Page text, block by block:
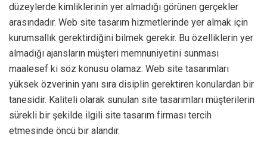
düzeylerde kimliklerinin yer almadığı görünen gerçekler
arasındadır. Web site tasarım hizmetlerinde yer almak için
kurumsallık gerektirdiğini bilmek gerekir. Bu özelliklerin yer
almadığı ajansların müşteri memnuniyetini sunması
maalesef ki söz konusu olamaz. Web site tasarımları
yüksek özverinin yanı sıra disiplin gerektiren konulardan bir
tanesidir. Kaliteli olarak sunulan site tasarımları müşterilerin
sürekli bir şekilde ilgili site tasarım firması tercih
etmesinde öncü bir alandır.